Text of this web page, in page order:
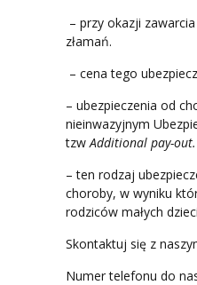
– przy okazji
złamań.
– cena tego
– ubezpieczenia od
nieinwazyjnym
tzwAdditional pay-out.
– ten rodzaj
choroby, w wyniku
rodziców małych
Skontaktuj się z
Numer telefonu do